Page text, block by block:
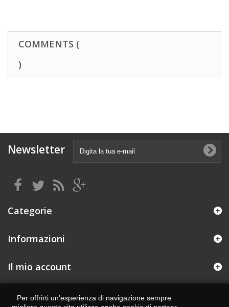
COMMENTS (
)
Newsletter
Categorie
Informazioni
Il mio account
Informazioni negozio
Per offrirti un'esperienza di navigazione sempre